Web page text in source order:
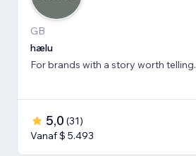
GB
hælu
For brands with a story worth telling.
5,0 (31)
Vanaf $ 5.493